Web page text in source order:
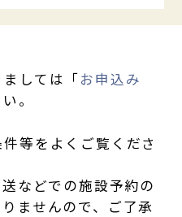
しては「お申込み
。
等をよくご覧くださ
などでの施設予約の
ませんので、ご了承